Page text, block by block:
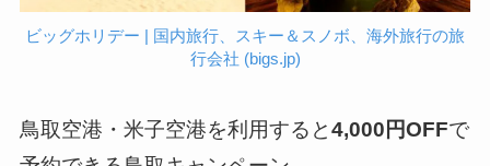
ビッグホリデー | 国内旅行、スキー＆スノボ、海外旅行の旅
行会社 (bigs.jp)
鳥取空港・米子空港を利用すると4,000円OFFで